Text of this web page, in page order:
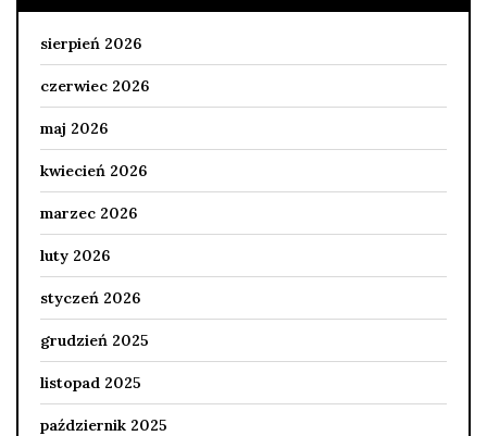
sierpień 2026
czerwiec 2026
maj 2026
kwiecień 2026
marzec 2026
luty 2026
styczeń 2026
grudzień 2025
listopad 2025
październik 2025